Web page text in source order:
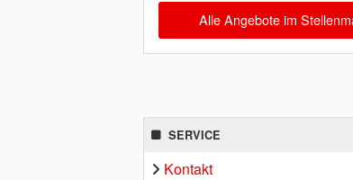
Alle Angebote im
SERVICE
Kontakt